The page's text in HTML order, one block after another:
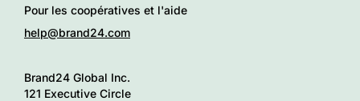
Pour les coopératives et l'aide
help@brand24.com
Brand24 Global Inc.
121 Executive Circle